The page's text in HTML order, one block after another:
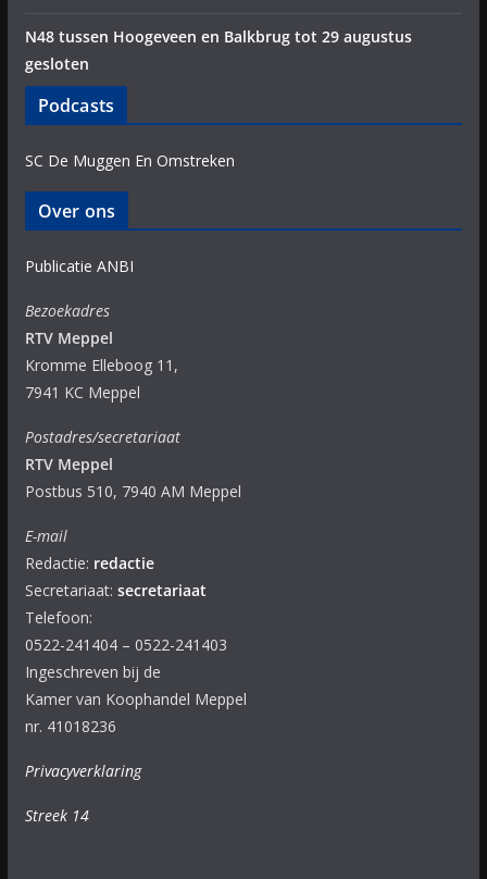
N48 tussen Hoogeveen en Balkbrug tot 29 augustus
gesloten
Podcasts
SC De Muggen En Omstreken
Over ons
Publicatie ANBI
Bezoekadres
RTV Meppel
Kromme Elleboog 11,
7941 KC Meppel
Postadres/secretariaat
RTV Meppel
Postbus 510, 7940 AM Meppel
E-mail
Redactie: redactie
Secretariaat: secretariaat
Telefoon:
0522-241404 – 0522-241403
Ingeschreven bij de
Kamer van Koophandel Meppel
nr. 41018236
Privacyverklaring
Streek 14